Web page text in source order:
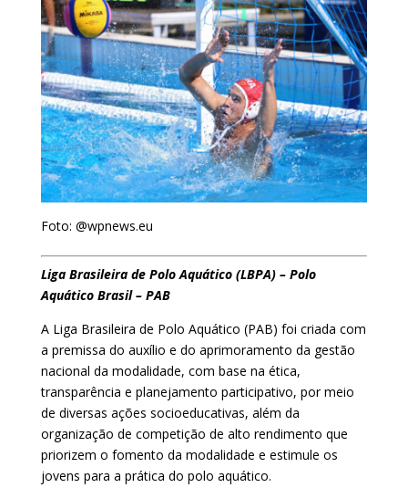
Foto: @wpnews.eu
Liga Brasileira de Polo Aquático (LBPA) – Polo
Aquático Brasil – PAB
A Liga Brasileira de Polo Aquático (PAB) foi criada com
a premissa do auxílio e do aprimoramento da gestão
nacional da modalidade, com base na ética,
transparência e planejamento participativo, por meio
de diversas ações socioeducativas, além da
organização de competição de alto rendimento que
priorizem o fomento da modalidade e estimule os
jovens para a prática do polo aquático.